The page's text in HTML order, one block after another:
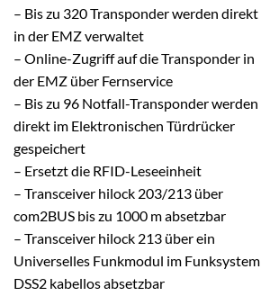
– Bis zu 320 Transponder werden direkt
in der EMZ verwaltet
– Online-Zugriff auf die Transponder in
der EMZ über Fernservice
– Bis zu 96 Notfall-Transponder werden
direkt im Elektronischen Türdrücker
gespeichert
– Ersetzt die RFID-Leseeinheit
– Transceiver hilock 203/213 über
com2BUS bis zu 1000 m absetzbar
– Transceiver hilock 213 über ein
Universelles Funkmodul im Funksystem
DSS2 kabellos absetzbar